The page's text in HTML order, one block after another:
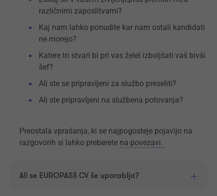
različnimi zaposlitvami?
Kaj nam lahko ponudite kar nam ostali kandidati
ne morejo?
Katere tri stvari bi pri vas želel izboljšati vaš bivši
šef?
Ali ste se pripravljeni za službo preseliti?
Ali ste pripravljeni na službena potovanja?
Preostala vprašanja, ki se najpogosteje pojavijo na
razgovorih si lahko preberete na povezavi.
Ali se EUROPASS CV še uporablja?